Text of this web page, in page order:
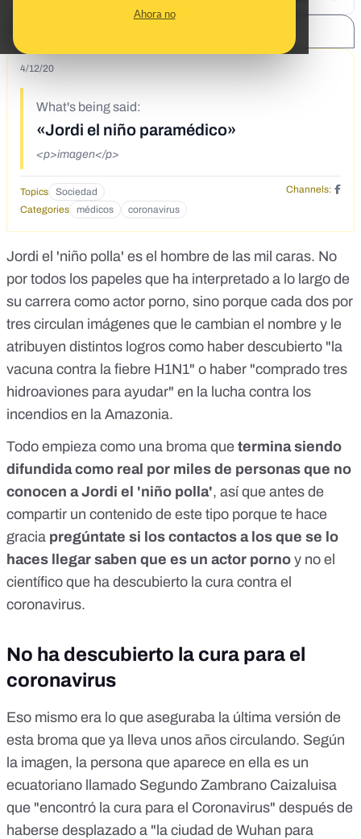
Ahora no
4/12/20
What's being said:
«Jordi el niño paramédico»
<p>imagen</p>
Topics Sociedad
Channels:
Categories
médicos coronavirus
Jordi el 'niño polla' es el hombre de las mil caras. No
por todos los papeles que ha interpretado a lo largo de
su carrera como actor porno, sino porque cada dos por
tres circulan imágenes que le cambian el nombre y le
atribuyen distintos logros como haber descubierto "la
vacuna contra la fiebre H1N1" o haber "comprado tres
hidroaviones para ayudar" en la lucha contra los
incendios en la Amazonia.
Todo empieza como una broma que termina siendo
difundida como real por miles de personas que no
conocen a Jordi el 'niño polla', así que antes de
compartir un contenido de este tipo porque te hace
gracia pregúntate si los contactos a los que se lo
haces llegar saben que es un actor porno y no el
científico que ha descubierto la cura contra el
coronavirus.
No ha descubierto la cura para el
coronavirus
Eso mismo era lo que aseguraba la última versión de
esta broma que ya lleva unos años circulando. Según
la imagen, la persona que aparece en ella es un
ecuatoriano llamado Segundo Zambrano Caizaluisa
que "encontró la cura para el Coronavirus" después de
haberse desplazado a "la ciudad de Wuhan para